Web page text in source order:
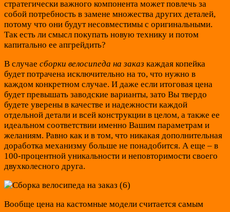
стратегически важного компонента может повлечь за
собой потребность в замене множества других деталей,
потому что они будут несовместимы с оригинальными.
Так есть ли смысл покупать новую технику и потом
капитально ее апгрейдить?
В случае сборки велосипеда на заказ каждая копейка
будет потрачена исключительно на то, что нужно в
каждом конкретном случае. И даже если итоговая цена
будет превышать заводские варианты, зато Вы твердо
будете уверены в качестве и надежности каждой
отдельной детали и всей конструкции в целом, а также ее
идеальном соответствии именно Вашим параметрам и
желаниям. Равно как и в том, что никакая дополнительная
доработка механизму больше не понадобится. А еще – в
100-процентной уникальности и неповторимости своего
двухколесного друга.
Вообще цена на кастомные модели считается самым